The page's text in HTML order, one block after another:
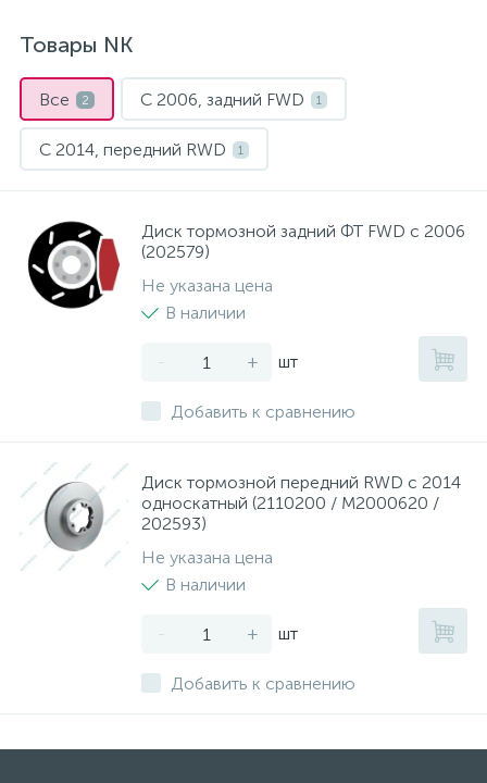
Товары NK
Все 2 С 2006, задний FWD 1
С 2014, передний RWD 1
Диск тормозной задний ФТ FWD с 2006
(202579)
Не указана цена
В наличии
- + шт
Добавить к сравнению
Диск тормозной передний RWD с 2014
односкатный (2110200 / M2000620 /
202593)
Не указана цена
В наличии
- + шт
Добавить к сравнению
Топливная система
Тормозная система
Автоэлектрика
МАСЛО ТРАНСМИССИОННОЕ
ТОРМОЗНАЯ ЖИДКОСТЬ
АНТИФРИЗ
ПРИВОДНОЙ РЕМЕНЬ
ТОРМОЗНЫЕ ДИСКИ